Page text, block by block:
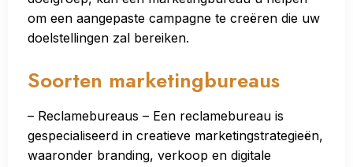
om een aangepaste campagne te creëren die uw
doelstellingen zal bereiken.
Soorten marketingbureaus
– Reclamebureaus – Een reclamebureau is
gespecialiseerd in creatieve marketingstrategieën,
waaronder branding, verkoop en digitale